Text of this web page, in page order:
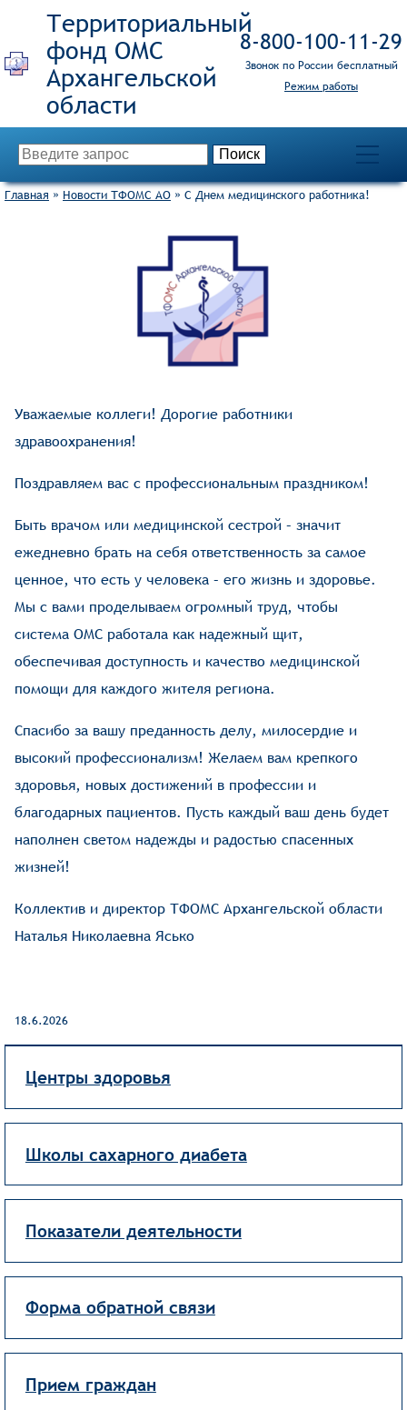
Территориальный
фонд ОМС
8‑800‑100‑11‑29
Звонок по России бесплатный
Режим работы
Главная » Новости ТФОМС АО » С Днем медицинского работника!
Уважаемые коллеги! Дорогие работники
здравоохранения!
Поздравляем вас с профессиональным праздником!
Быть врачом или медицинской сестрой – значит
ежедневно брать на себя ответственность за самое
ценное, что есть у человека – его жизнь и здоровье.
Мы с вами проделываем огромный труд, чтобы
система ОМС работала как надежный щит,
обеспечивая доступность и качество медицинской
помощи для каждого жителя региона.
Спасибо за вашу преданность делу, милосердие и
высокий профессионализм! Желаем вам крепкого
здоровья, новых достижений в профессии и
благодарных пациентов. Пусть каждый ваш день будет
наполнен светом надежды и радостью спасенных
жизней!
Коллектив и директор ТФОМС Архангельской области
Наталья Николаевна Ясько
18.6.2026
Центры здоровья
Школы сахарного диабета
Показатели деятельности
Форма обратной связи
Прием граждан